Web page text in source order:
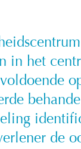
in het
de